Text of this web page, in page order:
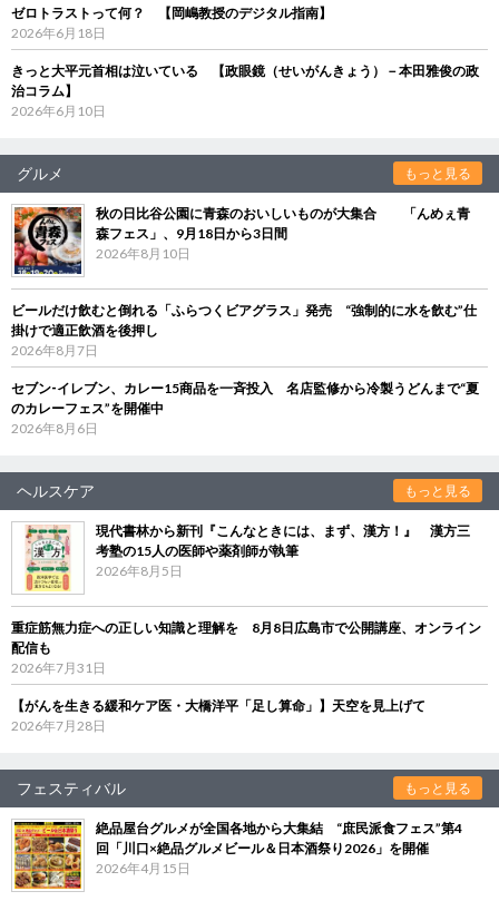
ゼロトラストって何？ 【岡嶋教授のデジタル指南】
2026年6月18日
きっと大平元首相は泣いている 【政眼鏡（せいがんきょう）－本田雅俊の政
治コラム】
2026年6月10日
グルメ もっと見る
秋の日比谷公園に青森のおいしいものが大集合 「んめぇ青
森フェス」、9月18日から3日間
2026年8月10日
ビールだけ飲むと倒れる「ふらつくビアグラス」発売 “強制的に水を飲む”仕
掛けで適正飲酒を後押し
2026年8月7日
セブン‐イレブン、カレー15商品を一斉投入 名店監修から冷製うどんまで“夏
のカレーフェス”を開催中
2026年8月6日
ヘルスケア もっと見る
現代書林から新刊『こんなときには、まず、漢方！』 漢方三
考塾の15人の医師や薬剤師が執筆
2026年8月5日
重症筋無力症への正しい知識と理解を 8月8日広島市で公開講座、オンライン
配信も
2026年7月31日
【がんを生きる緩和ケア医・大橋洋平「足し算命」】天空を見上げて
2026年7月28日
フェスティバル もっと見る
絶品屋台グルメが全国各地から大集結 “庶民派食フェス”第4
回「川口×絶品グルメビール＆日本酒祭り2026」を開催
2026年4月15日